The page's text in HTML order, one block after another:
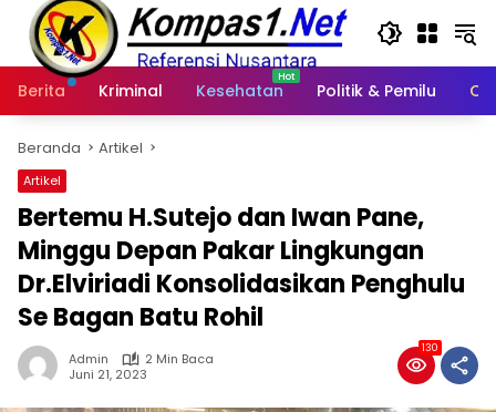
Langsung
konten
Berita
Kriminal Kesehatan Politik & Pemilu
Beranda Artikel
Artikel
Bertemu H.Sutejo dan Iwan Pane,
Minggu Depan Pakar Lingkungan
Dr.Elviriadi Konsolidasikan Penghulu
Se Bagan Batu Rohil
Admin
2 Min Baca
Juni 21, 2023
130